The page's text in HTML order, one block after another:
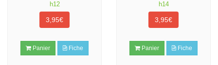
3,95€
Panier Fiche
3,95€
Panier Fiche